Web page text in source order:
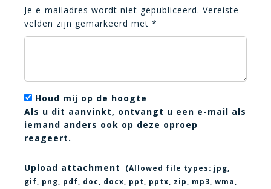
Je e-mailadres wordt niet gepubliceerd. Vereiste
velden zijn gemarkeerd met *
Houd mij op de hoogte
Als u dit aanvinkt, ontvangt u een e-mail als
iemand anders ook op deze oproep
reageert.
Upload attachment (Allowed file types: jpg,
gif, png, pdf, doc, docx, ppt, pptx, zip, mp3, wma,